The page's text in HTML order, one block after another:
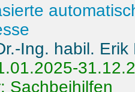
Ing. habil. Erik
Sachbeihilfen